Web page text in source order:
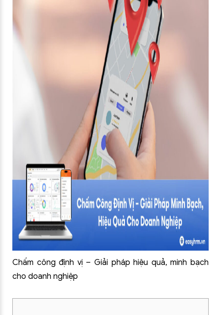
Chấm công định vị – Giải pháp hiệu quả, minh bạch
cho doanh nghiệp